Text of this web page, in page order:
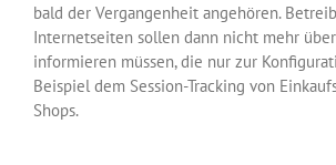
bald der Vergangenheit angehören.
Internetseiten sollen dann nicht mehr
informieren müssen, die nur zur
Beispiel dem Session-Tracking von
Shops.